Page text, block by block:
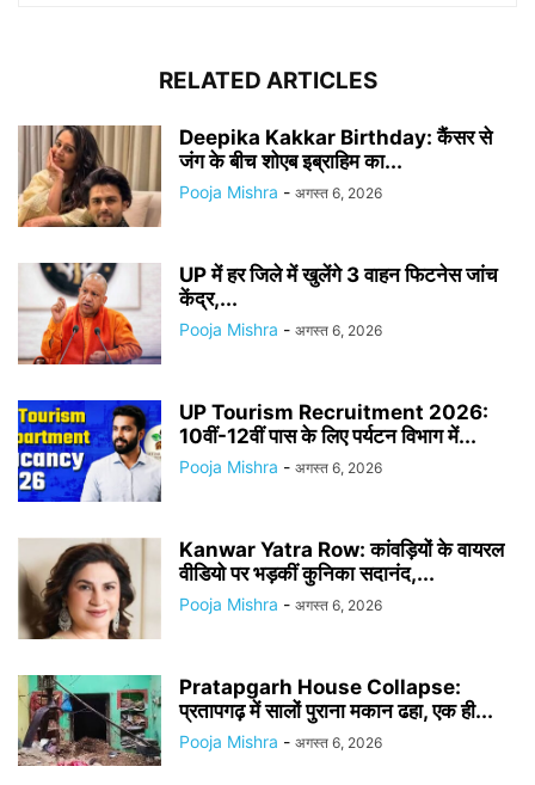
RELATED ARTICLES
Deepika Kakkar Birthday: कैंसर से
जंग के बीच शोएब इब्राहिम का...
Pooja Mishra - अगस्त 6, 2026
UP में हर जिले में खुलेंगे 3 वाहन फिटनेस जांच
केंद्र,...
Pooja Mishra - अगस्त 6, 2026
UP Tourism Recruitment 2026:
10वीं-12वीं पास के लिए पर्यटन विभाग में...
Pooja Mishra - अगस्त 6, 2026
Kanwar Yatra Row: कांवड़ियों के वायरल
वीडियो पर भड़कीं कुनिका सदानंद,...
Pooja Mishra - अगस्त 6, 2026
Pratapgarh House Collapse:
प्रतापगढ़ में सालों पुराना मकान ढहा, एक ही...
Pooja Mishra - अगस्त 6, 2026